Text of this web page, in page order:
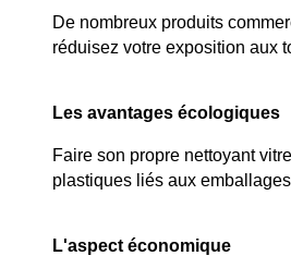
De nombreux produits
réduisez votre exposition aux
Les avantages écologiques
Faire son propre nettoyant
plastiques liés aux
L'aspect économique